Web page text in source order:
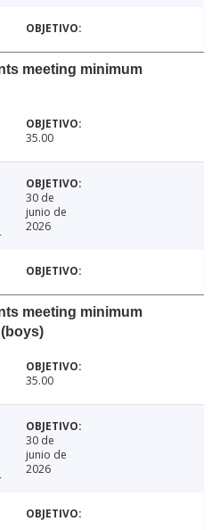
meeting minimum
35.00
30 de
junio de
2026
meeting minimum
35.00
30 de
junio de
2026